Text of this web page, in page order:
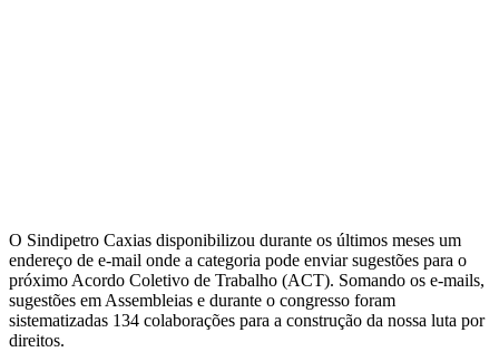
O Sindipetro Caxias disponibilizou durante os últimos meses um
endereço de e-mail onde a categoria pode enviar sugestões para o
próximo Acordo Coletivo de Trabalho (ACT). Somando os e-mails,
sugestões em Assembleias e durante o congresso foram
sistematizadas 134 colaborações para a construção da nossa luta por
direitos.